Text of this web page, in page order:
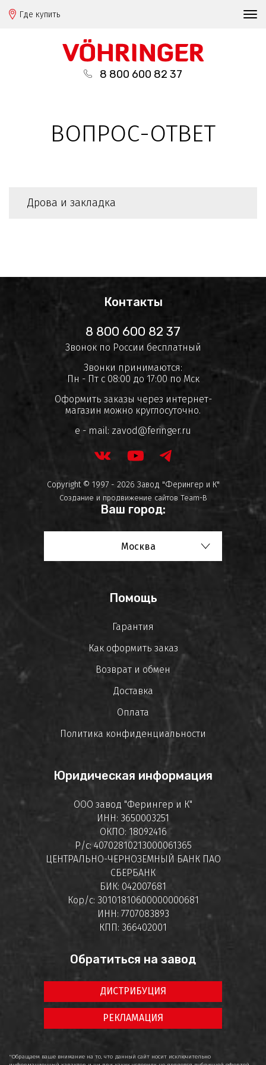
Где купить
8 800 600 82 37
ВОПРОС-ОТВЕТ
Дрова и закладка
Контакты
8 800 600 82 37
Звонок по России бесплатный
Звонки принимаются:
Пн - Пт с 08:00 до 17:00 по Мск
Оформить заказы через интернет-
магазин можно круглосуточно.
e - mail: zavod@feringer.ru
Copyright © 1997 - 2026 Завод "Ферингер и К"
Создание и продвижение сайтов Team-B
Ваш город:
Москва
Помощь
Гарантия
Как оформить заказ
Возврат и обмен
Доставка
Оплата
Политика конфиденциальности
Юридическая информация
ООО завод "Ферингер и К"
ИНН: 3650003251
ОКПО: 18092416
Р/с: 40702810213000061365
ЦЕНТРАЛЬНО-ЧЕРНОЗЕМНЫЙ БАНК ПАО
СБЕРБАНК
БИК: 042007681
Кор/с: 30101810600000000681
ИНН: 7707083893
КПП: 366402001
Обратиться на завод
ДИСТРИБУЦИЯ
РЕКЛАМАЦИЯ
"Обращаем ваше внимание на то, что данный сайт носит исключительно